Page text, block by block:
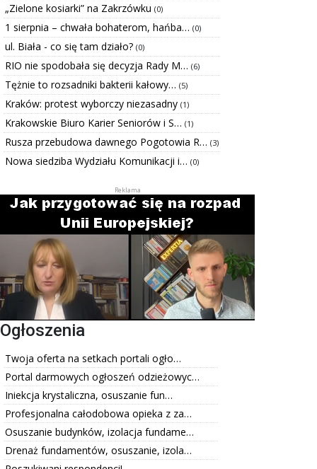
„Zielone kosiarki” na Zakrzówku (0)
1 sierpnia – chwała bohaterom, hańba… (0)
ul. Biała - co się tam działo? (0)
RIO nie spodobała się decyzja Rady M… (6)
Tężnie to rozsadniki bakterii kałowy… (5)
Kraków: protest wyborczy niezasadny (1)
Krakowskie Biuro Karier Seniorów i S… (1)
Rusza przebudowa dawnego Pogotowia R… (3)
Nowa siedziba Wydziału Komunikacji i… (0)
Ogłoszenia
Twoja oferta na setkach portali ogło…
Portal darmowych ogłoszeń odzieżowyc…
Iniekcja krystaliczna, osuszanie fun…
Profesjonalna całodobowa opieka z za…
Osuszanie budynków, izolacja fundame…
Drenaż fundamentów, osuszanie, izola…